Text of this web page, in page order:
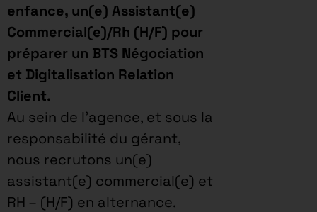
enfance, un(e) Assistant(e)
Commercial(e)/Rh (H/F) pour
préparer un BTS Négociation
et Digitalisation Relation
Client.
Au sein de l’agence, et sous la
responsabilité du gérant,
nous recrutons un(e)
assistant(e) commercial(e) et
RH – (H/F) en alternance.